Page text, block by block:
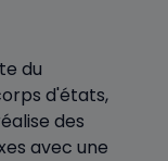
du
d'états,
des
avec une